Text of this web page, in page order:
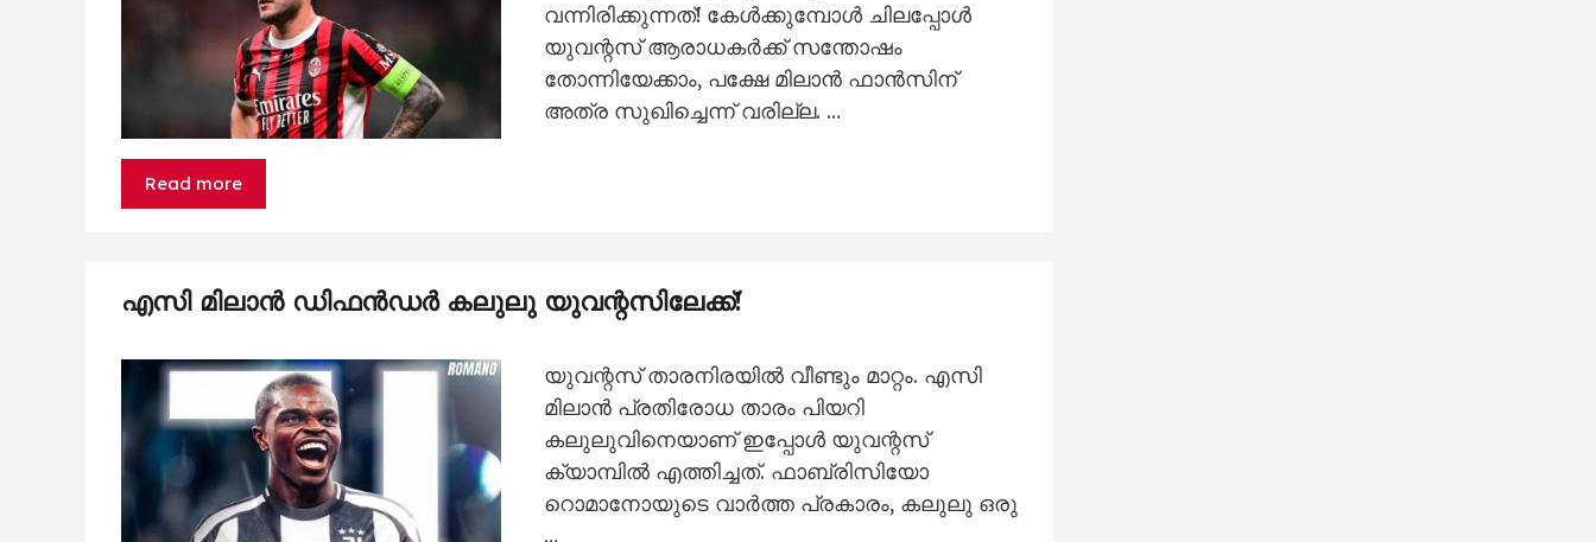
വന്നിരിക്കുന്നത്! കേൾക്കുമ്പോൾ ചിലപ്പോൾ
യുവന്റസ് ആരാധകർക്ക് സന്തോഷം
തോന്നിയേക്കാം, പക്ഷേ മിലാൻ ഫാൻസിന്
അത്ര സുഖിച്ചെന്ന് വരില്ല. …
Read more
എസി മിലാൻ ഡിഫൻഡർ കലുലു യുവന്റസിലേക്ക്!
യുവന്റസ് താരനിരയിൽ വീണ്ടും മാറ്റം. എസി
മിലാൻ പ്രതിരോധ താരം പിയറി
കലുലുവിനെയാണ് ഇപ്പോൾ യുവന്റസ്
ക്യാമ്പിൽ എത്തിച്ചത്. ഫാബ്രിസിയോ
റൊമാനോയുടെ വാർത്ത പ്രകാരം, കലുലു ഒരു
…